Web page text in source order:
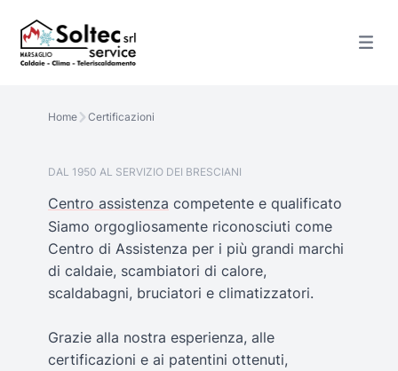
Home Certificazioni
DAL 1950 AL SERVIZIO DEI BRESCIANI
Centro assistenza competente e qualificato
Siamo orgogliosamente riconosciuti come
Centro di Assistenza per i più grandi marchi
di caldaie, scambiatori di calore,
scaldabagni, bruciatori e climatizzatori.
Grazie alla nostra esperienza, alle
certificazioni e ai patentini ottenuti,